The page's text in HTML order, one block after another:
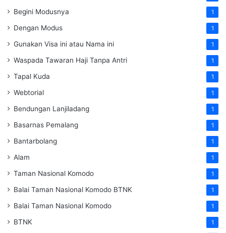
Begini Modusnya 1
Dengan Modus 1
Gunakan Visa ini atau Nama ini 1
Waspada Tawaran Haji Tanpa Antri 1
Tapal Kuda 1
Webtorial 1
Bendungan Lanjiladang 1
Basarnas Pemalang 1
Bantarbolang 1
Alam 1
Taman Nasional Komodo 1
Balai Taman Nasional Komodo BTNK 1
Balai Taman Nasional Komodo 1
BTNK 1